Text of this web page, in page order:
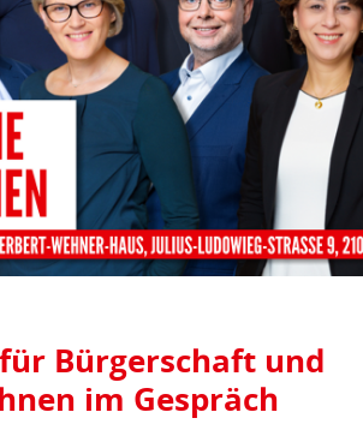
Bürgerschaft und
im Gespräch